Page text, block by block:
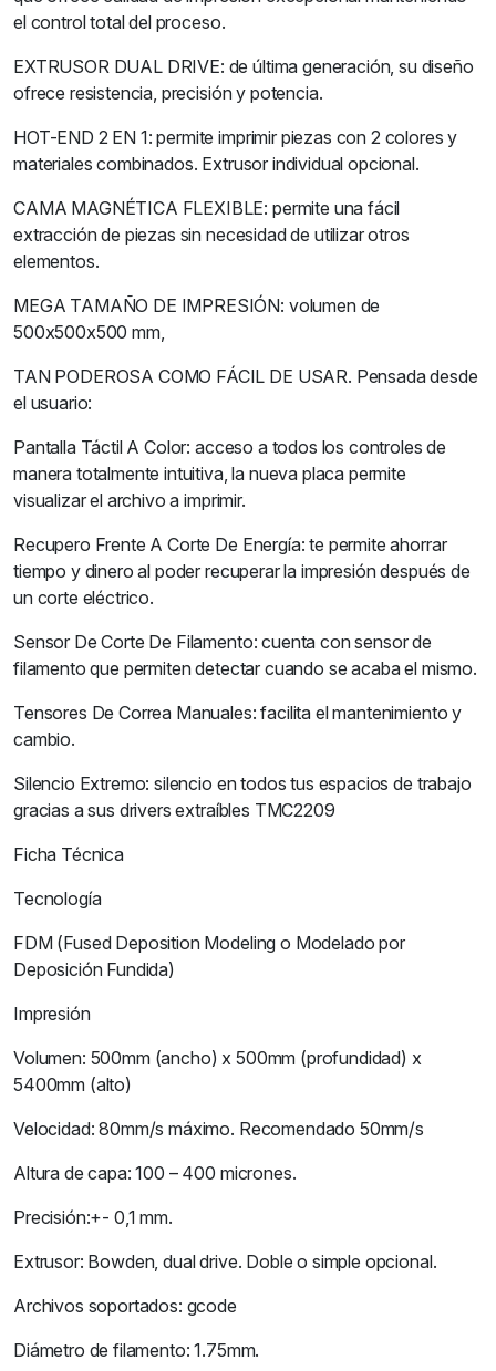
el control total del proceso.
EXTRUSOR DUAL DRIVE: de última generación, su diseño
ofrece resistencia, precisión y potencia.
HOT-END 2 EN 1: permite imprimir piezas con 2 colores y
materiales combinados. Extrusor individual opcional.
CAMA MAGNÉTICA FLEXIBLE: permite una fácil
extracción de piezas sin necesidad de utilizar otros
elementos.
MEGA TAMAÑO DE IMPRESIÓN: volumen de
500x500x500 mm,
TAN PODEROSA COMO FÁCIL DE USAR. Pensada desde
el usuario:
Pantalla Táctil A Color: acceso a todos los controles de
manera totalmente intuitiva, la nueva placa permite
visualizar el archivo a imprimir.
Recupero Frente A Corte De Energía: te permite ahorrar
tiempo y dinero al poder recuperar la impresión después de
un corte eléctrico.
Sensor De Corte De Filamento: cuenta con sensor de
filamento que permiten detectar cuando se acaba el mismo.
Tensores De Correa Manuales: facilita el mantenimiento y
cambio.
Silencio Extremo: silencio en todos tus espacios de trabajo
gracias a sus drivers extraíbles TMC2209
Ficha Técnica
Tecnología
FDM (Fused Deposition Modeling o Modelado por
Deposición Fundida)
Impresión
Volumen: 500mm (ancho) x 500mm (profundidad) x
5400mm (alto)
Velocidad: 80mm/s máximo. Recomendado 50mm/s
Altura de capa: 100 – 400 micrones.
Precisión:+- 0,1 mm.
Extrusor: Bowden, dual drive. Doble o simple opcional.
Archivos soportados: gcode
Diámetro de filamento: 1.75mm.